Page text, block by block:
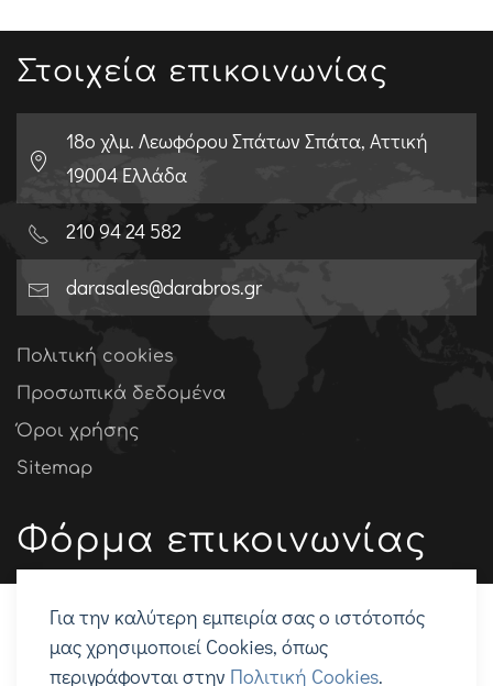
Στοιχεία επικοινωνίας
18o χλμ. Λεωφόρου Σπάτων Σπάτα, Αττική
19004 Ελλάδα
210 94 24 582
darasales@darabros.gr
Πολιτική cookies
Προσωπικά δεδομένα
Όροι χρήσης
Sitemap
Φόρμα επικοινωνίας
Για την καλύτερη εμπειρία σας ο ιστότοπός
μας χρησιμοποιεί Cookies, όπως
περιγράφονται στην Πολιτική Cookies.